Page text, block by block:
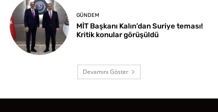
GÜNDEM
MİT Başkanı Kalın’dan Suriye teması!
Kritik konular görüşüldü
Devamını Göster